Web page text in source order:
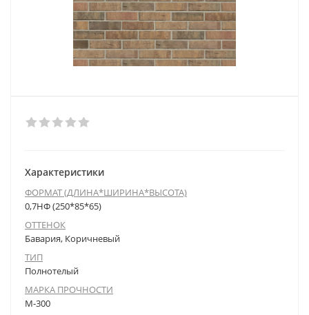
Характеристики
ФОРМАТ (ДЛИНА*ШИРИНА*ВЫСОТА)
0,7НФ (250*85*65)
ОТТЕНОК
Бавария, Коричневый
ТИП
Полнотелый
МАРКА ПРОЧНОСТИ
М-300